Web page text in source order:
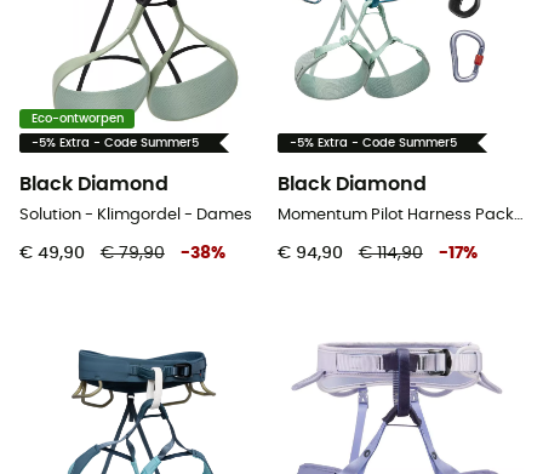
Eco-ontworpen
-5% Extra - Code Summer5
Black Diamond
Solution - Klimgordel - Dames
€ 49,90 € 79,90 -38%
-5% Extra - Code Summer5
Black Diamond
€ 94,90 € 114,90 -17%